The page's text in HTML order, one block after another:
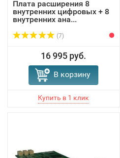
Плата расширения 8
внутренних цифровых + 8
внутренних ана...
(7)
16 995 руб.
В корзину